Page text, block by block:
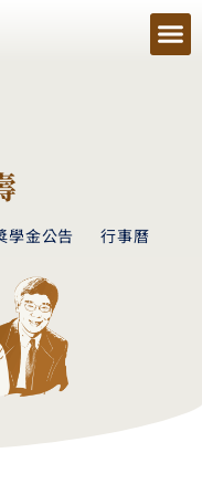
學金公告 行事曆